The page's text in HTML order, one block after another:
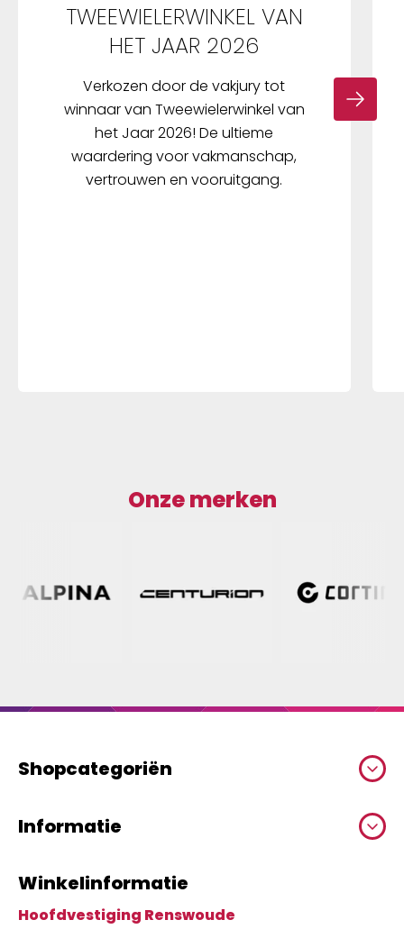
TWEEWIELERWINKEL VAN
HET JAAR 2026
Verkozen door de vakjury tot
winnaar van Tweewielerwinkel van
het Jaar 2026! De ultieme
waardering voor vakmanschap,
vertrouwen en vooruitgang.
Onze merken
Shopcategoriën
Informatie
Winkelinformatie
Hoofdvestiging Renswoude